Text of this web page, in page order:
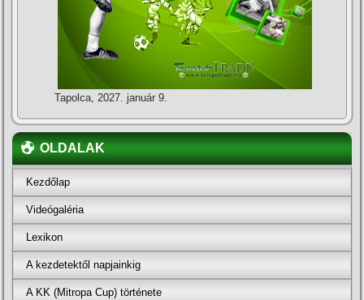
Tapolca, 2027. január 9.
OLDALAK
Kezdőlap
Videógaléria
Lexikon
A kezdetektől napjainkig
A KK (Mitropa Cup) története